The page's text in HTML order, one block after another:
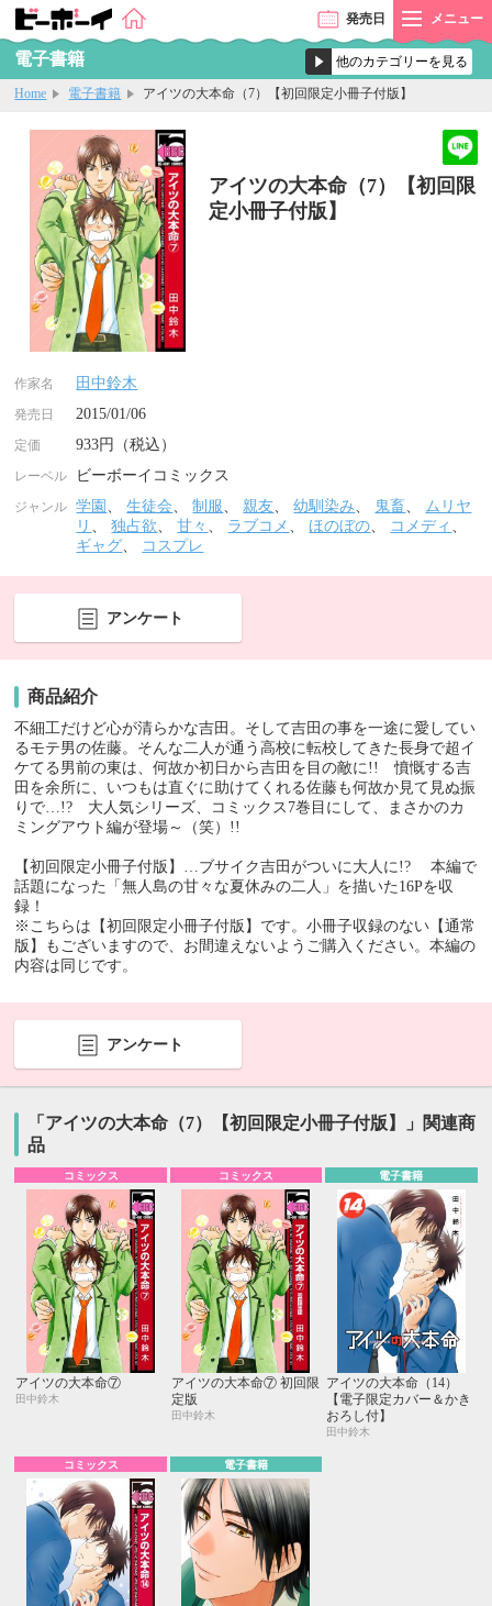
発売日 メニュー
電子書籍
Home 電子書籍 アイツの大本命（7）【初回限定小冊子付版】
アイツの大本命（7）【初回限
定小冊子付版】
作家名 田中鈴木
発売日 2015/01/06
定価 933円（税込）
レーベル ビーボーイコミックス
ジャンル 学園 、生徒会、制服、親友、幼馴染み、 鬼畜、 ムリヤ
リ 、独占欲、甘々 、 ラブコメ 、ほのぼの、 コメディ 、
ギャグ、 コスプレ
アンケート
商品紹介
不細工だけど心が清らかな吉田。そして吉田の事を一途に愛してい
るモテ男の佐藤。そんな二人が通う高校に転校してきた長身で超イ
ケてる男前の東は、何故か初日から吉田を目の敵に!! 憤慨する吉
田を余所に、いつもは直ぐに助けてくれる佐藤も何故か見て見ぬ振
りで…!? 大人気シリーズ、コミックス7巻目にして、まさかのカ
ミングアウト編が登場～（笑）!!
【初回限定小冊子付版】…ブサイク吉田がついに大人に!? 本編で
話題になった「無人島の甘々な夏休みの二人」を描いた16Pを収
録！
※こちらは【初回限定小冊子付版】です。小冊子収録のない【通常
版】もございますので、お間違えないようご購入ください。本編の
内容は同じです。
アンケート
「アイツの大本命（7）【初回限定小冊子付版】」関連商
品
コミックス
アイツの大本命⑦
田中鈴木
コミックス
アイツの大本命⑦ 初回限
定版
田中鈴木
電子書籍
アイツの大本命（14）
【電子限定カバー＆かき
おろし付】
田中鈴木
コミックス 電子書籍